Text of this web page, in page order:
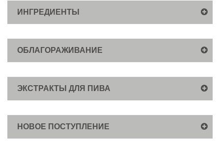
ИНГРЕДИЕНТЫ
ОБЛАГОРАЖИВАНИЕ
ЭКСТРАКТЫ ДЛЯ ПИВА
НОВОЕ ПОСТУПЛЕНИЕ